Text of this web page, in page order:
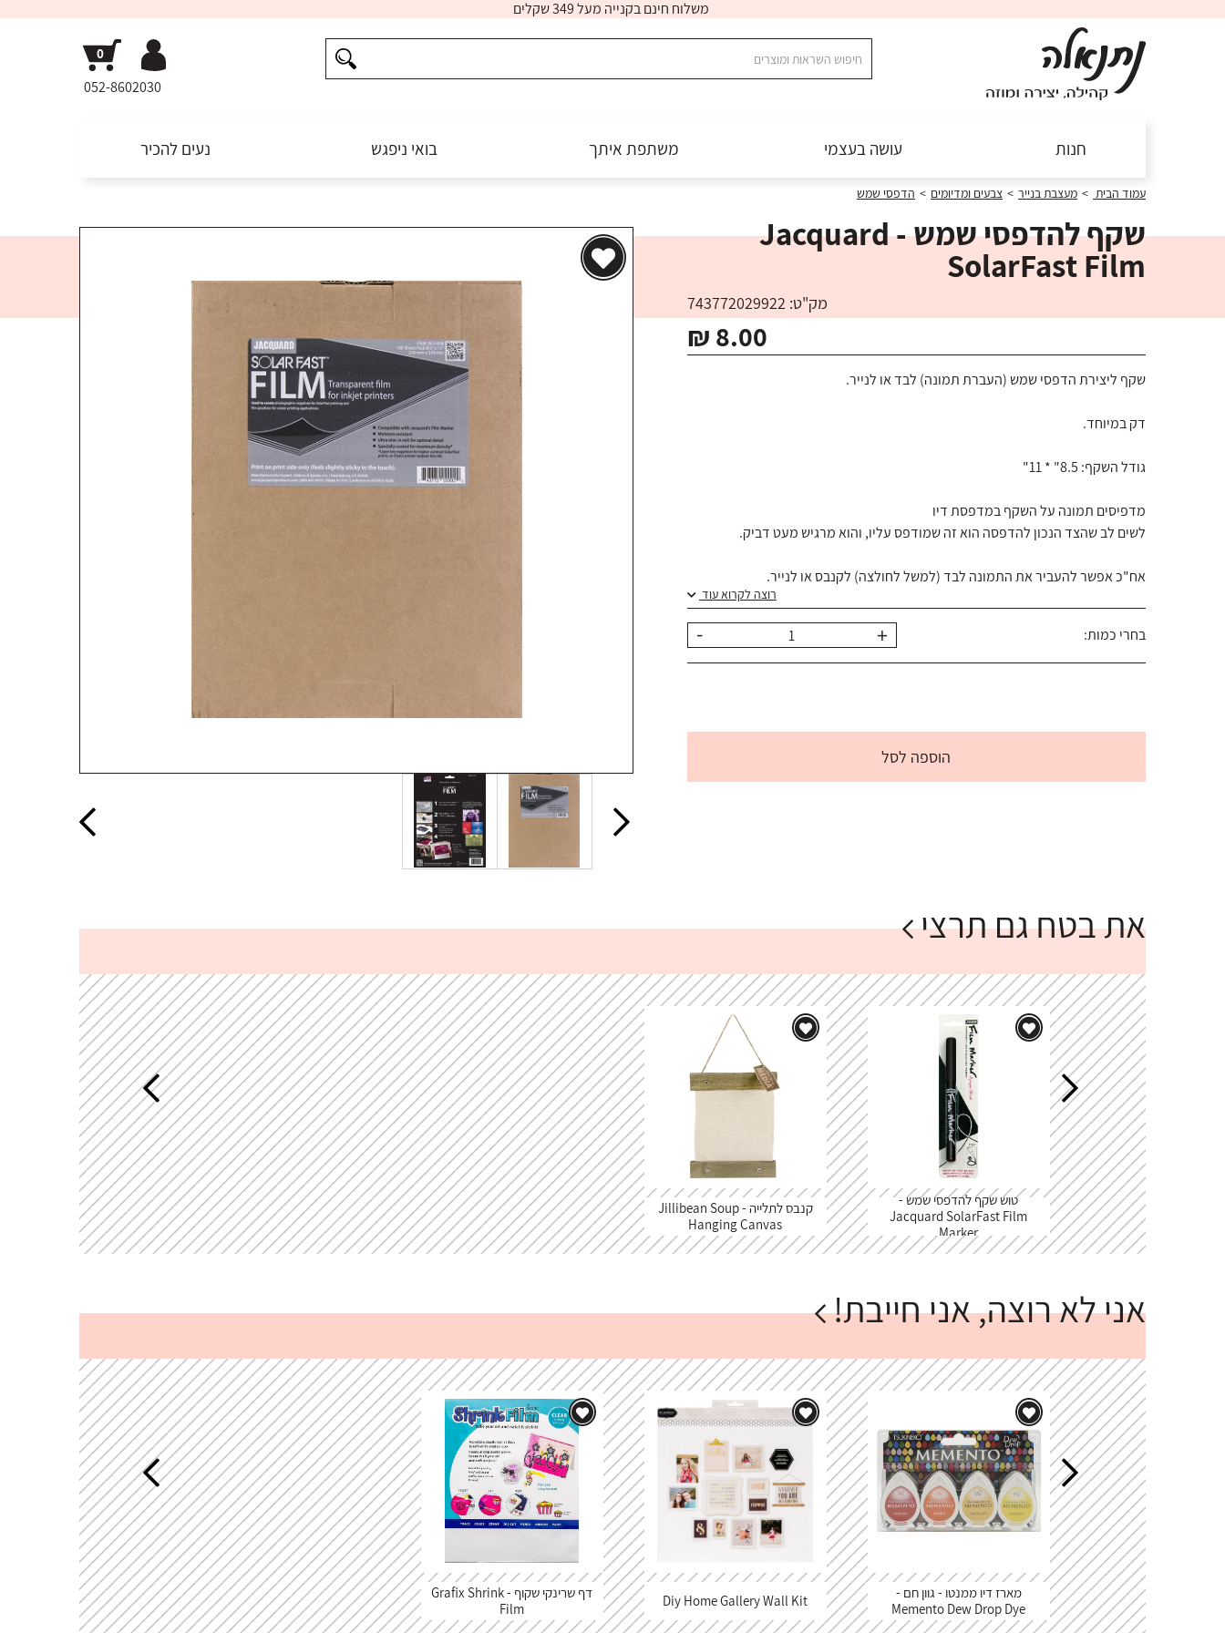
052-8602030
חנות עושה בעצמי משתפת איתך בואי ניפגש נעים להכיר
עמוד הבית > מעצבת בנייר > צבעים ומדיומים > הדפסי שמש
שקף להדפסי שמש - Jacquard
SolarFast Film
מק"ט: 743772029922
₪ 8.00
שקף ליצירת הדפסי שמש (העברת תמונה) לבד או לנייר.
דק במיוחד.
גודל השקף: 8.5" * 11"
מדפיסים תמונה על השקף במדפסת דיו
לשים לב שהצד הנכון להדפסה הוא זה שמודפס עליו, והוא מרגיש מעט דביק.
אח"כ אפשר להעביר את התמונה לבד (למשל לחולצה) לקנבס או לנייר.
רוצה לקרוא עוד
בחרי כמות: +
-
הוספה לסל
את בטח גם תרצי
טוש שקף להדפסי שמש -
Jacquard SolarFast Film
Marker
קנבס לתלייה - Jillibean Soup
Hanging Canvas
אני לא רוצה, אני חייבת!
מארז דיו ממנטו - גוון חם -
Memento Dew Drop Dye
Diy Home Gallery Wall Kit
דף שרינקי שקוף - Grafix Shrink
Film